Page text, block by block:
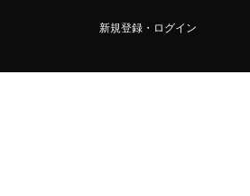
新規登録・ログイン